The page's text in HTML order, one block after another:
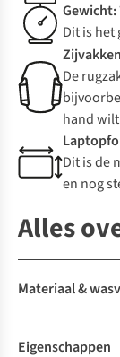
Gewicht:
Dit is het
Zijvakken
De
hand
Dit is de
en nog
Alles
Materiaal &
Eigenschappen